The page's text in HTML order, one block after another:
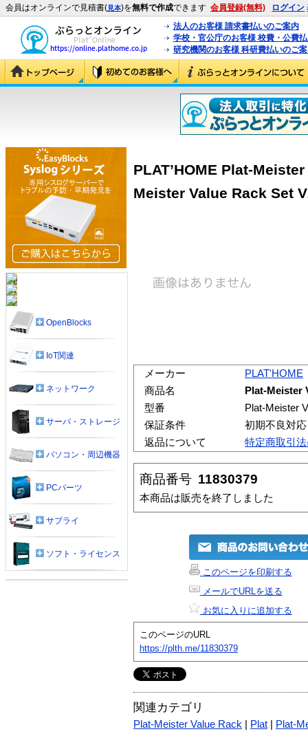
会員はオンラインで見積書(見本)を無料で作成できます 会員登録(無料) ログイン
法人のお客様 請求書払いのご案内
学校・官公庁のお客様 校費・公費
研究機関のお客様 科研費払いのご
PLAT’HOME Plat-
Meister Value Rack Set
メーカー
PLAT'HOME
商品名
Plat-Meister
型番
Plat-Meister
保証条件
初期不良対
返品について
特定商取引
商品番号 11830379
本商品は販売を終了しました
このページを印刷する
メールでURLを送る
お気に入りに追加する
このページのURL
https://plth.me/11830379
関連カテゴリ
Plat-Meister Value Rack Plat Plat-
OpenBlocks
IoT関連
ネットワーク
サーバ・ストレージ
パソコン・周辺機器
PCパーツ
サプライ
ソフト・ライセンス